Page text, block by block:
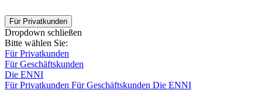
Für Privatkunden
Dropdown schließen
Bitte wählen Sie:
Für Privatkunden
Für Geschäftskunden
Die ENNI
Für Privatkunden Für Geschäftskunden Die ENNI